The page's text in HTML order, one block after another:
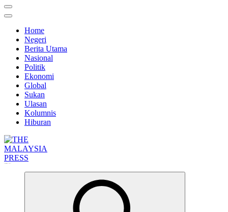
Home
Negeri
Berita Utama
Nasional
Politik
Ekonomi
Global
Sukan
Ulasan
Kolumnis
Hiburan